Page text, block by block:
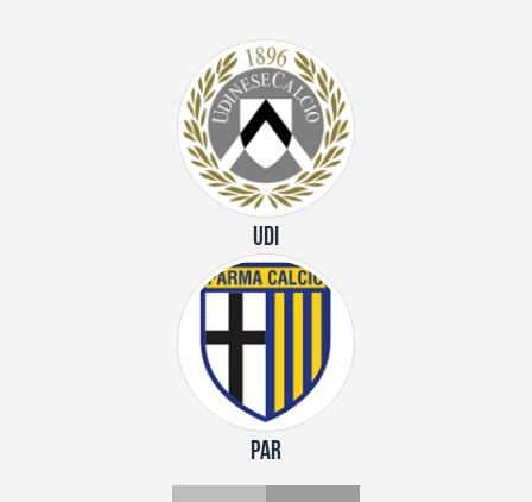
UDI
PAR